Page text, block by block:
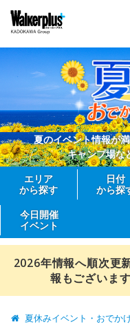
夏のイベント情報が
キャンプ場な
エリア
から探す
日付
から探
今日開催
イベント
2026年情報へ順次更
報もございま
夏休みイベント・おでか